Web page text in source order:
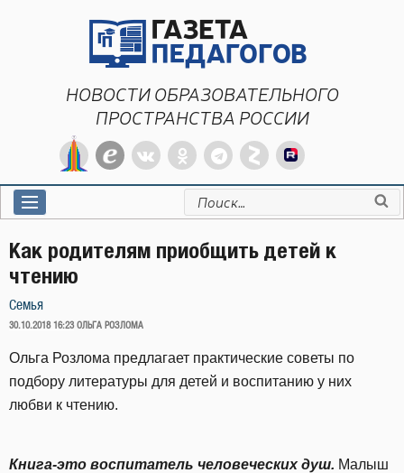
НОВОСТИ ОБРАЗОВАТЕЛЬНОГО
ПРОСТРАНСТВА РОССИИ
Искать:
Как родителям приобщить детей к
чтению
Семья
ОПУБЛИКОВАНО
30.10.2018 16:23 ОЛЬГА РОЗЛОМА
Ольга Розлома предлагает практические советы по
подбору литературы для детей и воспитанию у них
любви к чтению.
Книга-это воспитатель человеческих душ. Малыш